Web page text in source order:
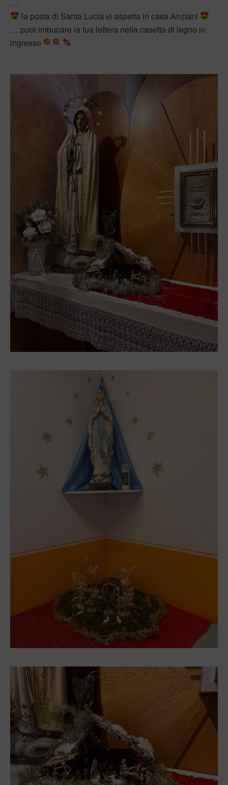
…
la posta di Santa Lucia vi aspetta in casa Anziani
… puoi imbucare la tua lettera nella casetta di legno in
ingresso